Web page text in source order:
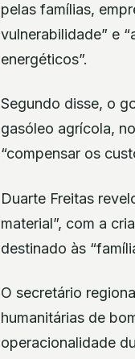
pelas famílias,
vulnerabilidade” e
energéticos”.
Segundo disse, o
gasóleo agrícola,
“compensar os
Duarte Freitas
material”, com a
destinado às
O secretário
humanitárias de
operacionalidade